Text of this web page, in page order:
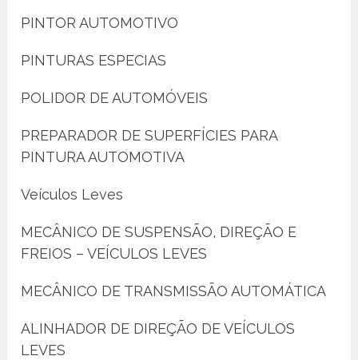
PINTOR AUTOMOTIVO
PINTURAS ESPECIAS
POLIDOR DE AUTOMÓVEIS
PREPARADOR DE SUPERFÍCIES PARA
PINTURA AUTOMOTIVA
Veículos Leves
MECÂNICO DE SUSPENSÃO, DIREÇÃO E
FREIOS – VEÍCULOS LEVES
MECÂNICO DE TRANSMISSÃO AUTOMÁTICA
ALINHADOR DE DIREÇÃO DE VEÍCULOS
LEVES